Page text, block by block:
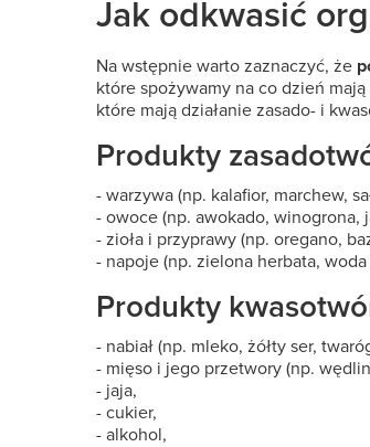
Jak odkwasić
Na wstępnie warto zaznaczyć, że
które spożywamy na co dzień
które mają działanie zasado- i
Produkty
- warzywa (np. kalafior, marchew,
- owoce (np. awokado, winogrona,
- zioła i przyprawy (np. oregano,
- napoje (np. zielona herbata, woda
Produkty
- nabiał (np. mleko, żółty ser,
- mięso i jego przetwory (np.
- jaja,
- cukier,
- alkohol,